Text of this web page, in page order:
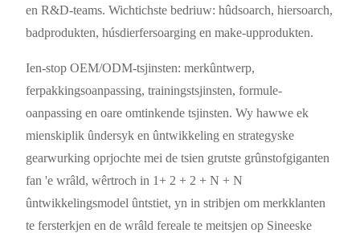
en R&D-teams. Wichtichste bedriuw: hûdsoarch, hiersoarch,
badprodukten, húsdierfersoarging en make-upprodukten.
Ien-stop OEM/ODM-tsjinsten: merkûntwerp,
ferpakkingsoanpassing, trainingstsjinsten, formule-
oanpassing en oare omtinkende tsjinsten. Wy hawwe ek
mienskiplik ûndersyk en ûntwikkeling en strategyske
gearwurking oprjochte mei de tsien grutste grûnstofgiganten
fan 'e wrâld, wêrtroch in 1+ 2 + 2 + N + N
ûntwikkelingsmodel ûntstiet, yn in stribjen om merkklanten
te fersterkjen en de wrâld fereale te meitsjen op Sineeske